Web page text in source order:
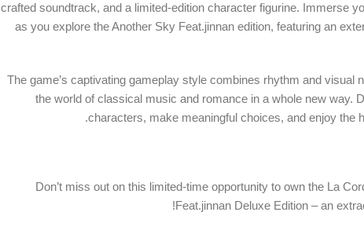
crafted soundtrack, and a limited-edition character figurine. Immerse
as you explore the Another Sky Feat.jinnan edition, featuring an
The game’s captivating gameplay style combines rhythm and visual
the world of classical music and romance in a whole new way.
characters, make meaningful choices, and enjoy the
Don’t miss out on this limited-time opportunity to own the La
Feat.jinnan Deluxe Edition – an